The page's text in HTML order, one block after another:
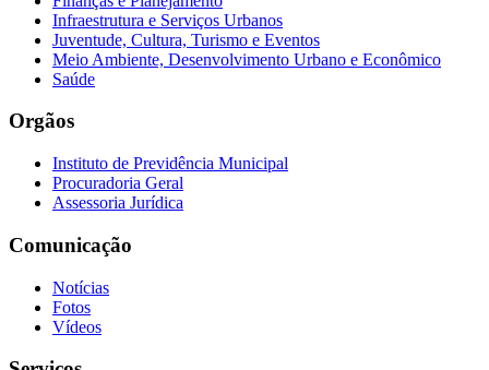
Infraestrutura e Serviços Urbanos
Juventude, Cultura, Turismo e Eventos
Meio Ambiente, Desenvolvimento Urbano e Econômico
Saúde
Orgãos
Instituto de Previdência Municipal
Procuradoria Geral
Assessoria Jurídica
Comunicação
Notícias
Fotos
Vídeos